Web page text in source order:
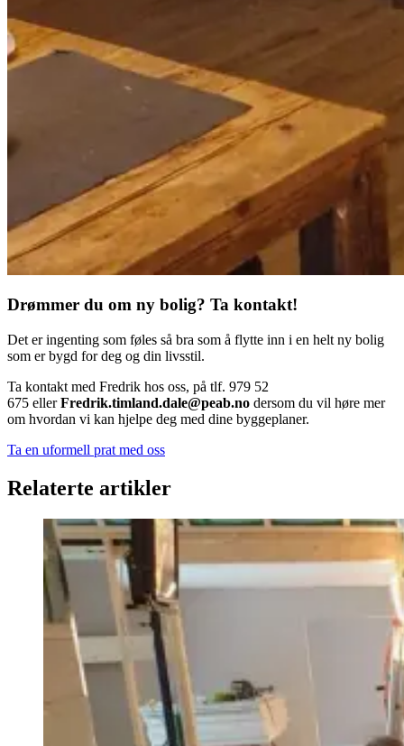
Drømmer du om ny bolig? Ta kontakt!
Det er ingenting som føles så bra som å flytte inn i en helt ny bolig
som er bygd for deg og din livsstil.
Ta kontakt med Fredrik hos oss, på tlf. 979 52
675 ellerFredrik.timland.dale@peab.no dersom du vil høre mer
om hvordan vi kan hjelpe deg med dine byggeplaner.
Ta en uformell prat med oss
Relaterte artikler